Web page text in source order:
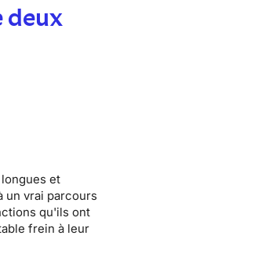
et
un vrai parcours
qu'ils ont
frein à leur